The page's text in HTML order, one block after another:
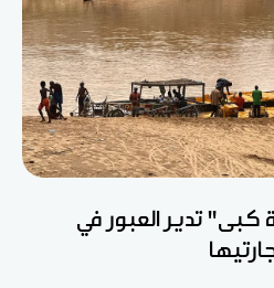
كبى" تدير العبور في